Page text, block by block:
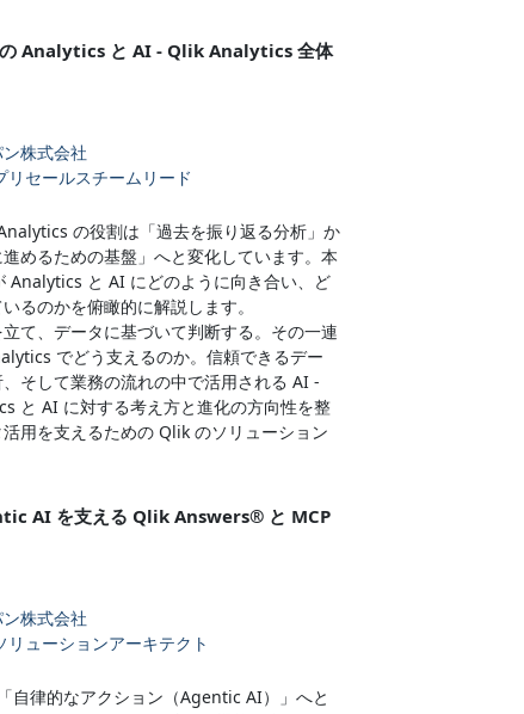
の Analytics と AI - Qlik Analytics 全体
株式会社
リセールスチームリード
の役割は「過去を振り返る分析」か
めるための基盤」へと変化しています。本
Analytics と AI にどのように向き合い、ど
るのかを俯瞰的に解説します。
て、データに基づいて判断する。その一連
でどう支えるのか。信頼できるデー
そして業務の流れの中で活用される AI -
と AI に対する考え方と進化の方向性を整
用を支えるための Qlik のソリューション
AI を支える Qlik Answers® と MCP
株式会社
ューションアーキテクト
自律的なアクション（Agentic AI）」へと